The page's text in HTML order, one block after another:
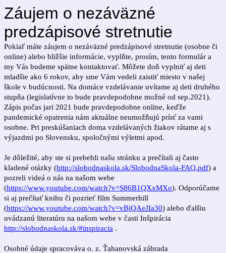
Záujem o nezáväzné
predzápisové stretnutie
Pokiaľ máte záujem o nezáväzné predzápisové stretnutie (osobne či
online) alebo bližšie informácie, vyplňte, prosím, tento formulár a
my Vás budeme spätne kontaktovať. Môžete doň vyplniť aj deti
mladšie ako 6 rokov, aby sme Vám vedeli zaistiť miesto v našej
škole v budúcnosti. Na domáce vzdelávanie uvítame aj deti druhého
stupňa (legislatívne to bude pravdepodobne možné od sep.2021).
Zápis počas jari 2021 bude pravdepodobne online, keďže
pandemické opatrenia nám aktuálne neumožňujú prísť za vami
osobne. Pri preskúšaniach doma vzdelávaných žiakov rátame aj s
výjazdmi po Slovensku, spoločnými výletmi apod.
Je dôležité, aby ste si prebehli našu stránku a prečítali aj často
kladené otázky (http://slobodnaskola.sk/SlobodnaSkola-FAQ.pdf) a
pozreli videá o nás na našom webe
(https://www.youtube.com/watch?v=S86B1QXxMXo). Odporúčame
si aj prečítať knihu či pozrieť film Summerhill
(https://www.youtube.com/watch?v=vBjQAeJIa30) alebo ďalšiu
uvádzanú literatúru na našom webe v časti Inšpirácia
http://slobodnaskola.sk/#inspiracia .
Osobné údaje spracováva o. z. Ťahanovská záhrada